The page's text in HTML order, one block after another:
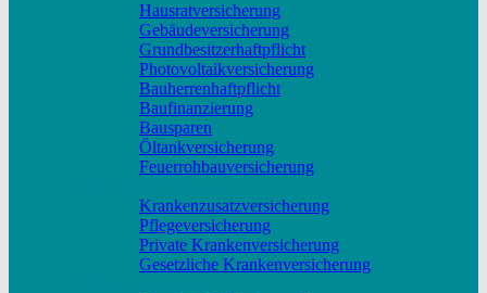
Hausratversicherung
Gebäudeversicherung
Grundbesitzerhaftpflicht
Photovoltaikversicherung
Bauherrenhaftpflicht
Baufinanzierung
Bausparen
Öltankversicherung
Feuerrohbauversicherung
Krankenzusatzversicherung
Pflegeversicherung
Private Krankenversicherung
Gesetzliche Krankenversicherung